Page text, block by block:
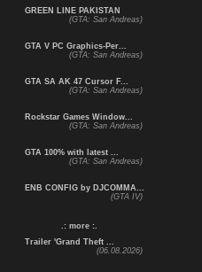
GREEN LINE PAKISTAN
(GTA: San Andreas)
GTA V PC Graphics-Per...
(GTA: San Andreas)
GTA SA AK 47 Cursor F...
(GTA: San Andreas)
Rockstar Games Window...
(GTA: San Andreas)
GTA 100% with latest ...
(GTA: San Andreas)
ENB CONFIG by DJCOMMA...
(GTA IV)
.: more :.
Trailer 'Grand Theft ...
(06.08.2026)